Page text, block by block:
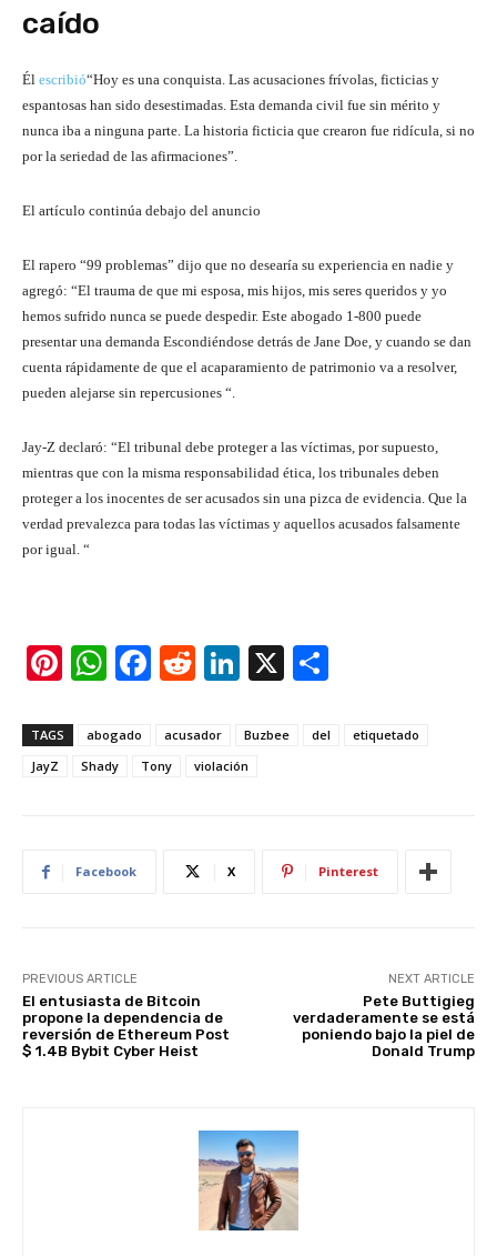
caído
Él escribió“Hoy es una conquista. Las acusaciones frívolas, ficticias y
espantosas han sido desestimadas. Esta demanda civil fue sin mérito y
nunca iba a ninguna parte. La historia ficticia que crearon fue ridícula, si no
por la seriedad de las afirmaciones”.
El artículo continúa debajo del anuncio
El rapero “99 problemas” dijo que no desearía su experiencia en nadie y
agregó: “El trauma de que mi esposa, mis hijos, mis seres queridos y yo
hemos sufrido nunca se puede despedir. Este abogado 1-800 puede
presentar una demanda Escondiéndose detrás de Jane Doe, y cuando se dan
cuenta rápidamente de que el acaparamiento de patrimonio va a resolver,
pueden alejarse sin repercusiones “.
Jay-Z declaró: “El tribunal debe proteger a las víctimas, por supuesto,
mientras que con la misma responsabilidad ética, los tribunales deben
proteger a los inocentes de ser acusados ​​sin una pizca de evidencia. Que la
verdad prevalezca para todas las víctimas y aquellos acusados ​​falsamente
por igual. “
Pi
er
e
W
at
s
p
F
c
e
R
d
di
Li
k
e
X
ar
TAGS abogado acusador Buzbee del
etiquetado
JayZ
Shady Tony violación
Facebook X Pinterest
PREVIOUS ARTICLE
El entusiasta de Bitcoin
propone la dependencia de
reversión de Ethereum Post
$ 1.4B Bybit Cyber ​​Heist
NEXT ARTICLE
Pete Buttigieg
verdaderamente se está
poniendo bajo la piel de
Donald Trump